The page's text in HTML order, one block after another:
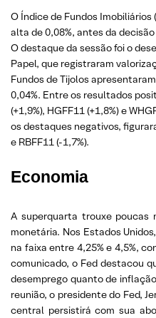
O Índice de Fundos Imobiliários
alta de 0,08%, antes da
O destaque da sessão foi o
Papel, que registraram
Fundos de Tijolos
0,04%. Entre os resultados
(+1,9%), HGFF11 (+1,8%) e
os destaques negativos,
e RBFF11 (-1,7%).
Economia
A superquarta trouxe poucas
monetária. Nos Estados
na faixa entre 4,25% e 4,5%,
comunicado, o Fed destacou
desemprego quanto de
reunião, o presidente do Fed,
central persistirá com sua